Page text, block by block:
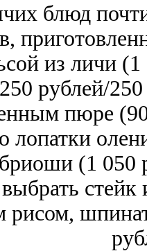
блюд
из личи
рублей/
пюре
лопатки
(1 050
рисом,